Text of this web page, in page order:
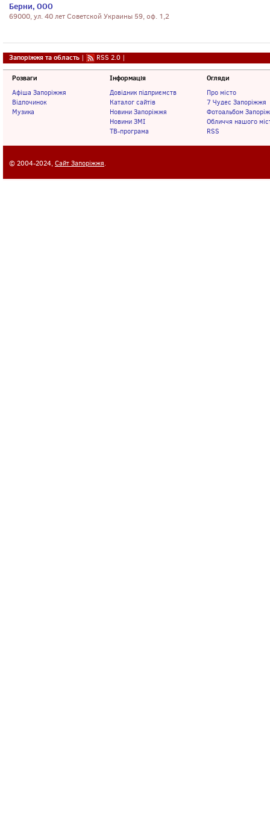
Берни, ООО
69000, ул. 40 лет Советской Украины 59, оф. 1,2
Запоріжжя та область | RSS 2.0 |
Розваги
Афіша Запоріжжя
Відпочинок
Музика
Інформація
Довідник підприємств
Каталог сайтів
Новини Запоріжжя
Новини ЗМІ
ТВ-програма
Огляди
Про місто
7 Чудес Запоріжжя
Фотоальбом
Обличчя нашого
RSS
© 2004-2024, Сайт Запоріжжя.